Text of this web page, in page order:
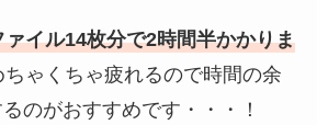
イル14枚分で2時間半かかりま
ちゃくちゃ疲れるので時間の余
のがおすすめです・・・！